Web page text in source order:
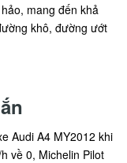
mang đến khả
khô, đường ướt
Audi A4 MY2012 khi
về 0, Michelin Pilot